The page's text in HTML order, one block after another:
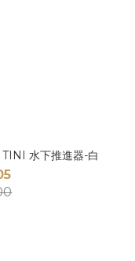
水下推進器-白